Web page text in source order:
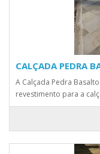
CALÇADA PEDRA
A Calçada Pedra
revestimento para a